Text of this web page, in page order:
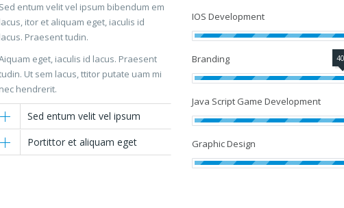
Sed entum velit vel ipsum bibendum em
lacus, itor et aliquam eget, iaculis id
lacus. Praesent tudin.
eget, iaculis id lacus. Praesent
Ut sem lacus, ttitor putate uam mi
nec hendrerit.
Sed entum velit vel ipsum
Portittor et aliquam eget
IOS Development
Branding
Java Script Game Development
Graphic Design